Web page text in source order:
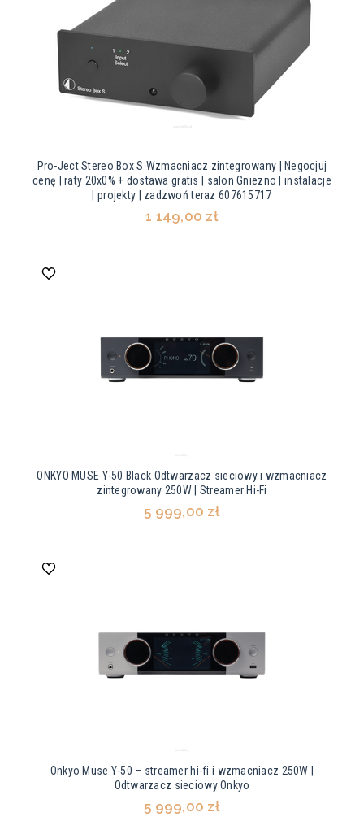
Pro-Ject Stereo Box S Wzmacniacz zintegrowany | Negocjuj
cenę | raty 20x0% + dostawa gratis | salon Gniezno | instalacje
| projekty | zadzwoń teraz 607615717
1 149,00 zł
ONKYO MUSE Y-50 Black Odtwarzacz sieciowy i wzmacniacz
zintegrowany 250W | Streamer Hi-Fi
5 999,00 zł
Onkyo Muse Y-50 – streamer hi-fi i wzmacniacz 250W |
Odtwarzacz sieciowy Onkyo
5 999,00 zł